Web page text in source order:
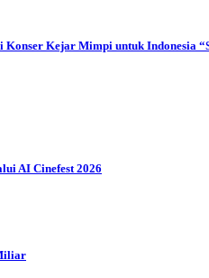
Kejar Mimpi untuk Indonesia
AI Cinefest 2026